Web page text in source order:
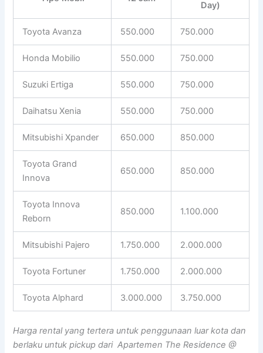
Day)
Toyota Avanza 550.000 750.000
Honda Mobilio 550.000 750.000
Suzuki Ertiga 550.000 750.000
Daihatsu Xenia 550.000 750.000
Mitsubishi Xpander 650.000 850.000
Toyota Grand
Innova
650.000 850.000
Toyota Innova
Reborn
850.000 1.100.000
Mitsubishi Pajero 1.750.000 2.000.000
Toyota Fortuner 1.750.000 2.000.000
Toyota Alphard 3.000.000 3.750.000
Harga rental yang tertera untuk penggunaan luar kota dan
berlaku untuk pickup dari Apartemen The Residence @